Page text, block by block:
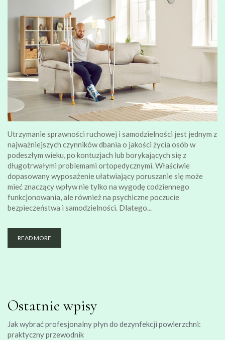
Utrzymanie sprawności ruchowej i samodzielności jest jednym z
najważniejszych czynników dbania o jakości życia osób w
podeszłym wieku, po kontuzjach lub borykających się z
długotrwałymi problemami ortopedycznymi. Właściwie
dopasowany wyposażenie ułatwiający poruszanie się może
mieć znaczący wpływ nie tylko na wygodę codziennego
funkcjonowania, ale również na psychiczne poczucie
bezpieczeństwa i samodzielności. Dlatego...
READ MORE
Ostatnie wpisy
Jak wybrać profesjonalny płyn do dezynfekcji powierzchni:
praktyczny przewodnik